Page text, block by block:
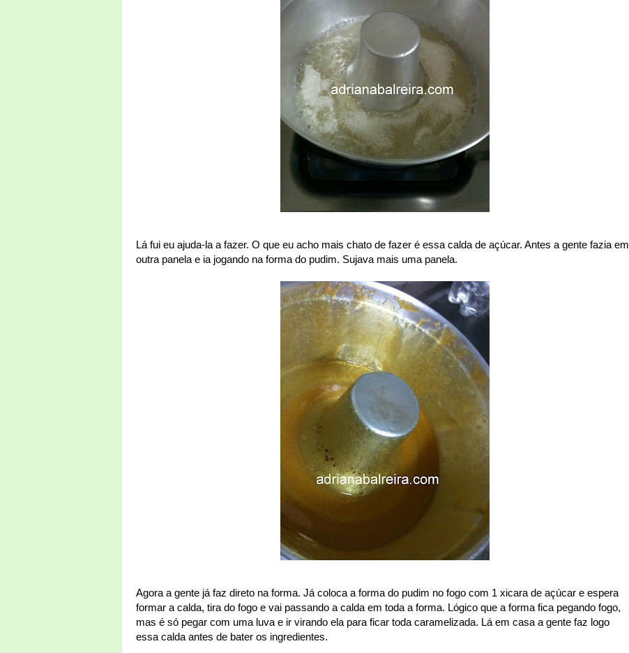
Lá fui eu ajuda-la a fazer. O que eu acho mais chato de fazer é essa calda de açúcar. Antes a gente fazia em
outra panela e ia jogando na forma do pudim. Sujava mais uma panela.
Agora a gente já faz direto na forma. Já coloca a forma do pudim no fogo com 1 xicara de açúcar e espera
formar a calda, tira do fogo e vai passando a calda em toda a forma. Lógico que a forma fica pegando fogo,
mas é só pegar com uma luva e ir virando ela para ficar toda caramelizada. Lá em casa a gente faz logo
essa calda antes de bater os ingredientes.